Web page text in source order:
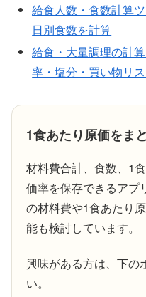
給食人数・食数計算
日別食数を計算
給食・大量調理の計
率・塩分・買い物リス
1食あたり原価をま
材料費合計、食数、1
価率を保存できるアプ
の材料費や1食あたり
能も検討しています。
興味がある方は、下の
い。